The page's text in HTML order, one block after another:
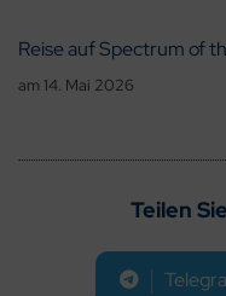
Reise auf Spectrum of
am 14. Mai 2026
Teilen